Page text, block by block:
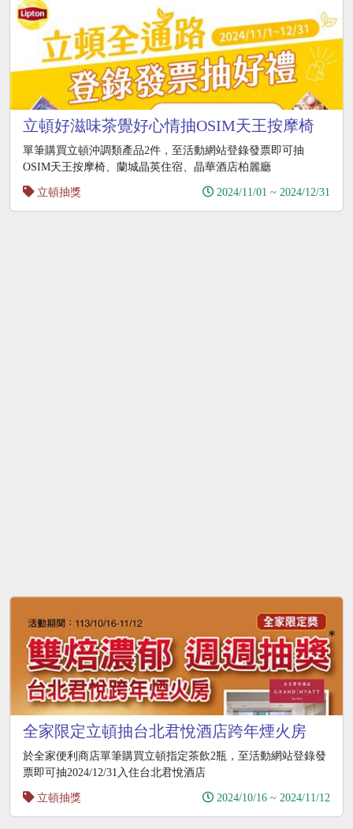
立頓好滋味茶覺好心情抽OSIM天王按摩椅
單筆購買立頓沖調類產品2件，至活動網站登錄發票即可抽
OSIM天王按摩椅、蘭城晶英住宿、晶華酒店柏麗廳
立頓抽獎
2024/11/01 ~ 2024/12/31
全家限定立頓抽台北君悅酒店跨年煙火房
於全家便利商店單筆購買立頓指定茶飲2瓶，至活動網站登錄發
票即可抽2024/12/31入住台北君悅酒店
立頓抽獎
2024/10/16 ~ 2024/11/12